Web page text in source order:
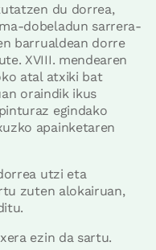
du dorrea,
dobeladun sarrera-
barrualdean dorre
XVIII. mendearen
atal atxiki bat
oraindik ikus
egindako
apainketaren
utzi eta
zuten alokairuan,
ezin da sartu.